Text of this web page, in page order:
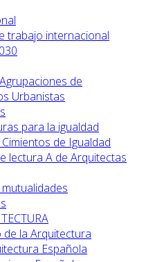
trabajo internacional
de
Urbanistas
para la igualdad
de Igualdad
lectura A de Arquitectas
de la Arquitectura
Española